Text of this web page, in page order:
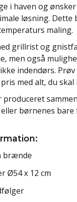
i haven og
løsning.
maling.
grillrist og
men også
indendørs.
med alt, du
produceret
børnenes
brænde
Ø54 x 12 cm